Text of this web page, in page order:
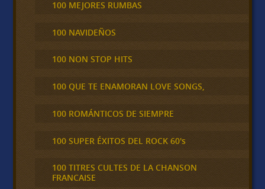
100 MEJORES RUMBAS
100 NAVIDEÑOS
100 NON STOP HITS
100 QUE TE ENAMORAN LOVE SONGS,
100 ROMÁNTICOS DE SIEMPRE
100 SUPER ÉXITOS DEL ROCK 60's
100 TITRES CULTES DE LA CHANSON
FRANCAISE